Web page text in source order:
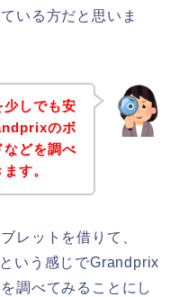
いる方だと思いま
しでも安
のボ
などを調べ
す。
レットを借りて、
いう感じでGrandprix
調べてみることにし